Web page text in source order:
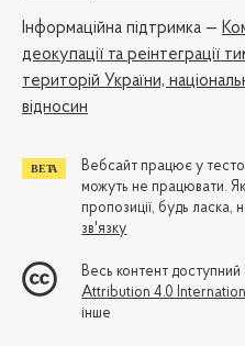
Iнформаційна підтримка —
деокупації та реінтеграції
територій України,
відносин
Вебсайт працює у
можуть не працювати.
пропозиції, будь ласка,
зв'язку
Весь контент доступний
Attribution 4.0
інше